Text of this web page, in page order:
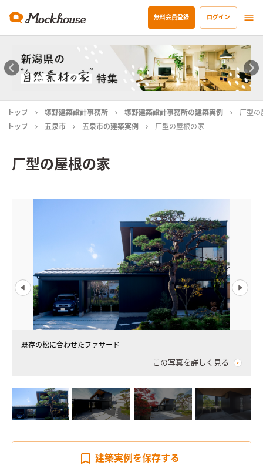
無料会員登録 ログイン
トップ 塚野建築設計事務所 塚野建築設計事務所の建築実例
厂型の
トップ
五泉市 五泉市の建築実例 厂型の屋根の家
厂型の屋根の家
既存の松に合わせたファサード
この写真を詳しく見る
建築実例を保存する